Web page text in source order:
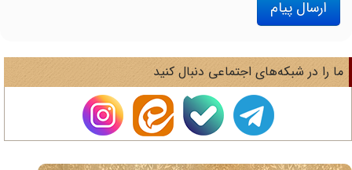
ارسال پیام
را در شبکه‌های اجتماعی دنبال کنید